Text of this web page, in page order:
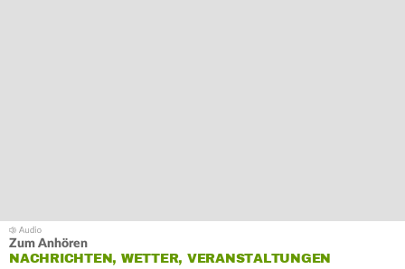
Zum Anhören
NACHRICHTEN, WETTER, VERANSTALTUNGEN